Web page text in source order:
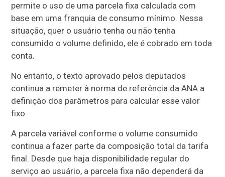
permite o uso de uma parcela fixa calculada com
base em uma franquia de consumo mínimo. Nessa
situação, quer o usuário tenha ou não tenha
consumido o volume definido, ele é cobrado em toda
conta.
No entanto, o texto aprovado pelos deputados
continua a remeter à norma de referência da ANA a
definição dos parâmetros para calcular esse valor
fixo.
A parcela variável conforme o volume consumido
continua a fazer parte da composição total da tarifa
final. Desde que haja disponibilidade regular do
serviço ao usuário, a parcela fixa não dependerá da